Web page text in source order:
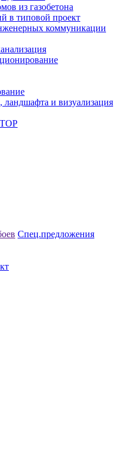
из газобетона
в типовой проект
коммуникации
ландшафта и визуализация
Спец.предложения